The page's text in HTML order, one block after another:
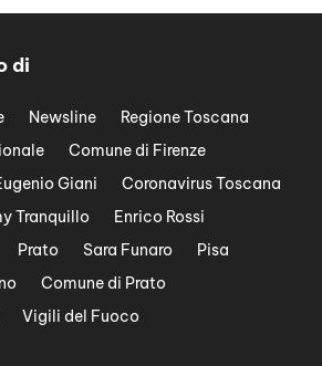
di
Newsline
Regione Toscana
Comune di Firenze
Giani
Coronavirus Toscana
Tranquillo
Enrico Rossi
Prato Sara Funaro
Pisa
Comune di Prato
Vigili del Fuoco